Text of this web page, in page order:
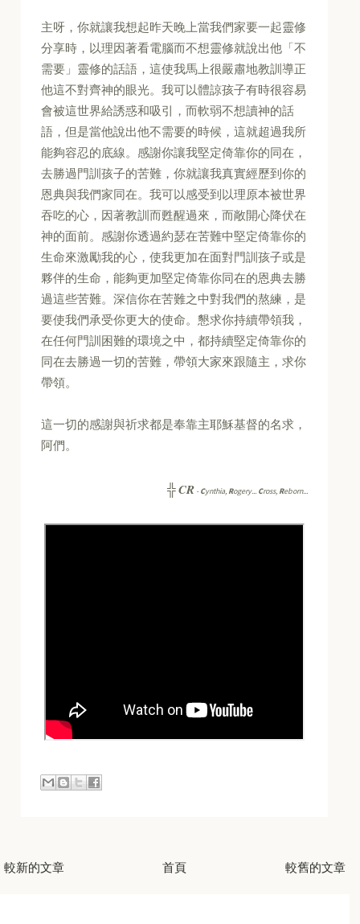
主呀，你就讓我想起昨天晚上當我們家要一起靈修
分享時，以理因著看電腦而不想靈修就說出他「不
需要」靈修的話語，這使我馬上很嚴肅地教訓導正
他這不對齊神的眼光。我可以體諒孩子有時很容易
會被這世界給誘惑和吸引，而軟弱不想讀神的話
語，但是當他說出他不需要的時候，這就超過我所
能夠容忍的底線。感謝你讓我堅定倚靠你的同在，
去勝過門訓孩子的苦難，你就讓我真實經歷到你的
恩典與我們家同在。我可以感受到以理原本被世界
吞吃的心，因著教訓而甦醒過來，而敞開心降伏在
神的面前。感謝你透過約瑟在苦難中堅定倚靠你的
生命來激勵我的心，使我更加在面對門訓孩子或是
夥伴的生命，能夠更加堅定倚靠你同在的恩典去勝
過這些苦難。深信你在苦難之中對我們的熬練，是
要使我們承受你更大的使命。懇求你持續帶領我，
在任何門訓困難的環境之中，都持續堅定倚靠你的
同在去勝過一切的苦難，帶領大家來跟隨主，求你
帶領。
這一切的感謝與祈求都是奉靠主耶穌基督的名求，
阿們。
╬CR -Cynthia, Rogery... Cross, Reborn...
較新的文章 較舊的文章
首頁